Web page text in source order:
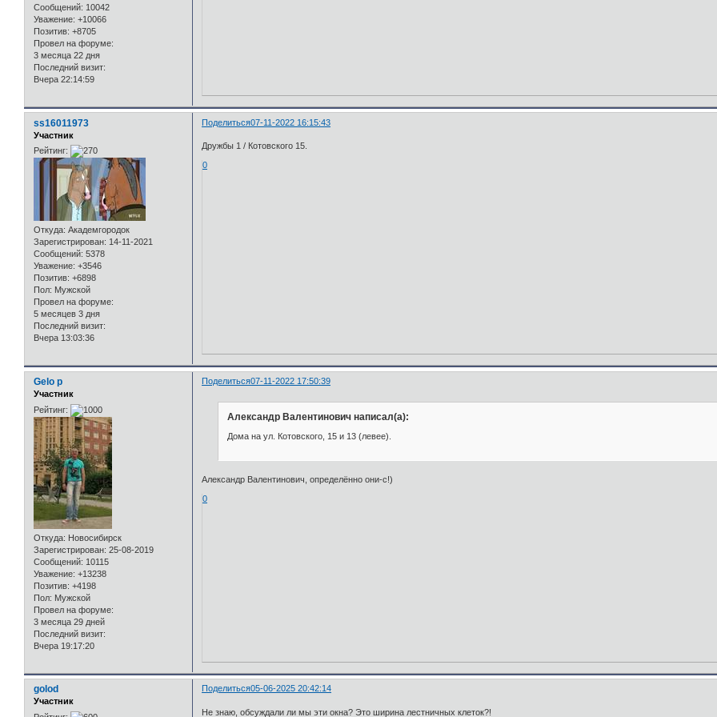
Сообщений: 10042
Уважение: +10066
Позитив: +8705
Провел на форуме:
3 месяца 22 дня
Последний визит:
Вчера 22:14:59
Поделиться07-11-2022 16:15:43
ss16011973
Участник
Рейтинг:
Откуда: Академгородок
Зарегистрирован: 14-11-2021
Сообщений: 5378
Уважение: +3546
Позитив: +6898
Пол: Мужской
Провел на форуме:
5 месяцев 3 дня
Последний визит:
Вчера 13:03:36
Дружбы 1 / Котовского 15.
0
Поделиться07-11-2022 17:50:39
Gelo p
Участник
Рейтинг:
Откуда: Новосибирск
Зарегистрирован: 25-08-2019
Сообщений: 10115
Уважение: +13238
Позитив: +4198
Пол: Мужской
Провел на форуме:
3 месяца 29 дней
Последний визит:
Вчера 19:17:20
Александр Валентинович написал(а):
Дома на ул. Котовского, 15 и 13 (левее).
Александр Валентинович, определённо они-с!)
0
Поделиться05-06-2025 20:42:14
golod
Участник
Не знаю, обсуждали ли мы эти окна? Это ширина лестничных клеток?!